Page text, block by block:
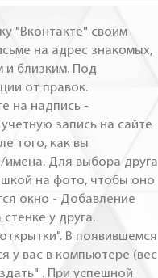
"Вконтакте" своим
на адрес знакомых,
и близким. Под
от правок.
на надпись -
запись на сайте
того, как вы
имена. Для выбора друга
на фото, чтобы оно
окно - Добавление
у друга.
В появившемся
у вас в компьютере (вес
. При успешной